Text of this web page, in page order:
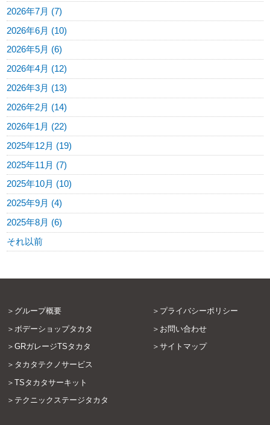
2026年7月 (7)
2026年6月 (10)
2026年5月 (6)
2026年4月 (12)
2026年3月 (13)
2026年2月 (14)
2026年1月 (22)
2025年12月 (19)
2025年11月 (7)
2025年10月 (10)
2025年9月 (4)
2025年8月 (6)
それ以前
グループ概要
ボデーショップタカタ
GRガレージTSタカタ
タカタテクノサービス
TSタカタサーキット
テクニックステージタカタ
プライバシーポリシー
お問い合わせ
サイトマップ